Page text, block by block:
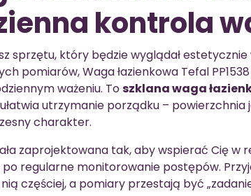
kontrola
sprzętu, który będzie wyglądał
pomiarów, Waga łazienkowa Tefal
ważeniu. Toszklana waga
ułatwia utrzymanie porządku –
charakter.
zaprojektowana tak, aby wspierać Cię w
po regularne monitorowanie postępów.
częściej, a pomiary przestają być